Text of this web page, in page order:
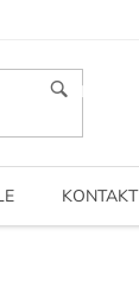
HLEDAT
KONTAKT